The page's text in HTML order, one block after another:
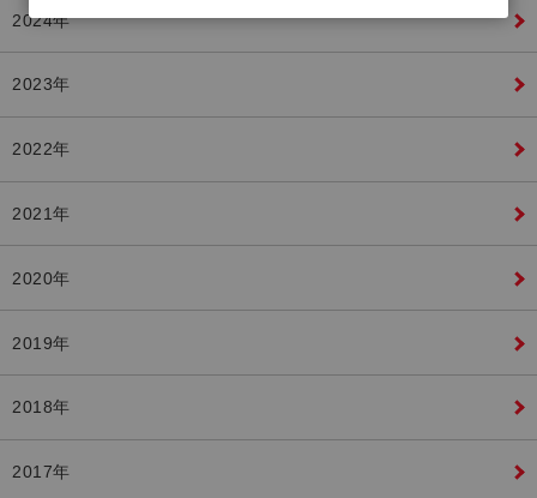
2024年
2023年
2022年
2021年
2020年
2019年
2018年
2017年